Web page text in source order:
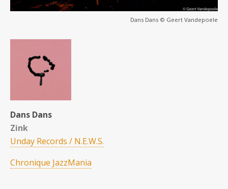
Dans Dans © Geert Vandepoele
Dans Dans
Zink
Unday Records / N.E.W.S.
Chronique JazzMania